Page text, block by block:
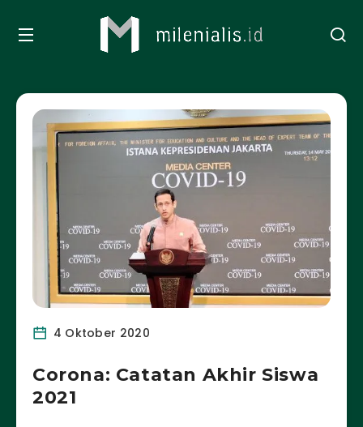
4 Oktober 2020
Corona: Catatan Akhir Siswa
2021